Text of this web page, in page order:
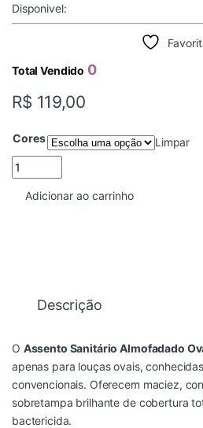
Disponivel:
Total Vendido 0
R$ 119,00
Cores
Limpar
ASSENTO ALMOFADADO ASTRA
Adicionar ao carrinho
Descrição
O Assento Sanitário Almofadado
apenas para louças ovais,
convencionais. Oferecem maciez,
sobretampa brilhante de cobertura
bactericida.